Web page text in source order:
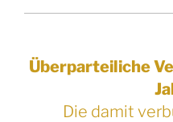
Überparteiliche
Die damit